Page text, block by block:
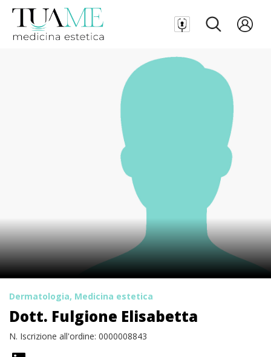
Dermatologia, Medicina estetica
Dott. Fulgione Elisabetta
N. Iscrizione all'ordine: 0000008843